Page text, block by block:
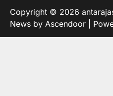
Copyright © 2026
News by Ascendoor |